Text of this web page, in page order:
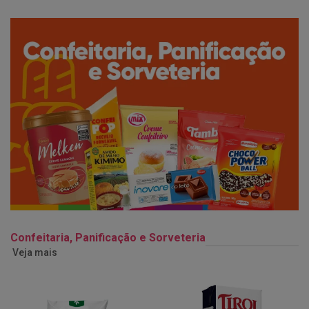
Confeitaria, Panificação e Sorveteria
Veja mais